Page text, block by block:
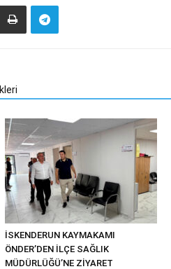
İSKENDERUN KAYMAKAMI
ÖNDER’DEN İLÇE SAĞLIK
MÜDÜRLÜĞÜ’NE ZİYARET